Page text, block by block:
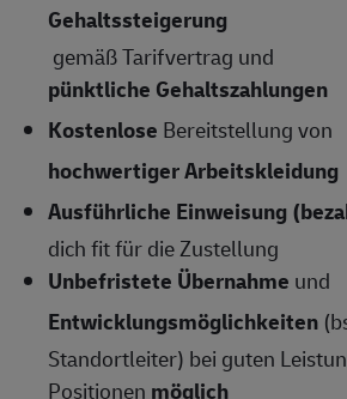
Gehaltssteigerung
gemäß Tarifvertrag und
pünktliche Gehaltszahlungen
Kostenlose Bereitstellung von
hochwertiger Arbeitskleidung
Ausführliche Einweisung
dich fit für die Zustellung
Unbefristete Übernahme und
Entwicklungsmöglichkeiten
Standortleiter) bei guten
Positionen möglich